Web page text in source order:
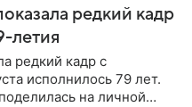
редкий кадр
летия
редкий кадр с
исполнилось 79 лет.
на личной